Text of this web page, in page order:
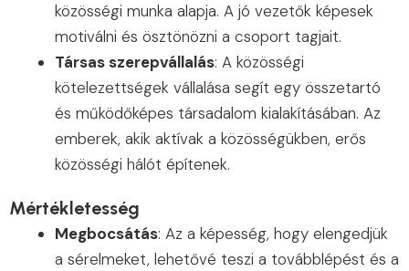
közösségi munka alapja. A jó vezetők képesek
motiválni és ösztönözni a csoport tagjait.
Társas szerepvállalás: A közösségi
kötelezettségek vállalása segít egy összetartó
és működőképes társadalom kialakításában. Az
emberek, akik aktívak a közösségükben, erős
közösségi hálót építenek.
Mértékletesség
Megbocsátás: Az a képesség, hogy elengedjük
a sérelmeket, lehetővé teszi a továbblépést és a